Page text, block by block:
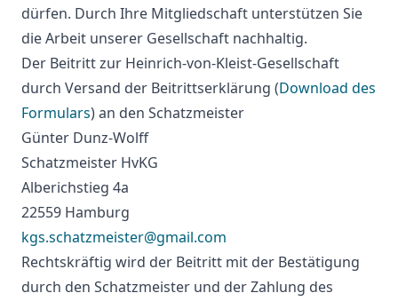
dürfen. Durch Ihre Mitgliedschaft unterstützen Sie
die Arbeit unserer Gesellschaft nachhaltig.
Der Beitritt zur Heinrich-von-Kleist-Gesellschaft
durch Versand der Beitrittserklärung (Download des
Formulars) an den Schatzmeister
Günter Dunz-Wolff
Schatzmeister HvKG
Alberichstieg 4a
22559 Hamburg
kgs.schatzmeister@gmail.com
Rechtskräftig wird der Beitritt mit der Bestätigung
durch den Schatzmeister und der Zahlung des